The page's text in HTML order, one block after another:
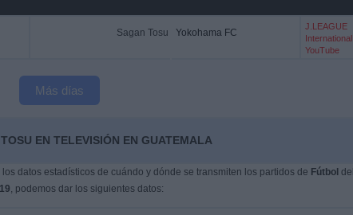
Sagan Tosu Yokohama FC
J.LEAGUE
International
YouTube
Más días
EN TELEVISIÓN EN GUATEMALA
datos estadísticos de cuándo y dónde se transmiten los partidos de Fútbol del
, podemos dar los siguientes datos: